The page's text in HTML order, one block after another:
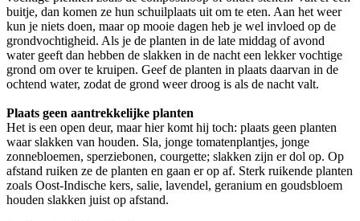
buitje, dan komen ze hun schuilplaats uit om te eten. Aan het weer
kun je niets doen, maar op mooie dagen heb je wel invloed op de
grondvochtigheid. Als je de planten in de late middag of avond
water geeft dan hebben de slakken in de nacht een lekker vochtige
grond om over te kruipen. Geef de planten in plaats daarvan in de
ochtend water, zodat de grond weer droog is als de nacht valt.
Plaats geen aantrekkelijke planten
Het is een open deur, maar hier komt hij toch: plaats geen planten
waar slakken van houden. Sla, jonge tomatenplantjes, jonge
zonnebloemen, sperziebonen, courgette; slakken zijn er dol op. Op
afstand ruiken ze de planten en gaan er op af. Sterk ruikende planten
zoals Oost-Indische kers, salie, lavendel, geranium en goudsbloem
houden slakken juist op afstand.